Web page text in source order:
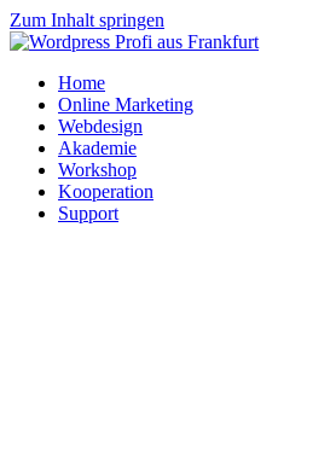
Zum Inhalt springen
Home
Online Marketing
Webdesign
Akademie
Workshop
Kooperation
Support